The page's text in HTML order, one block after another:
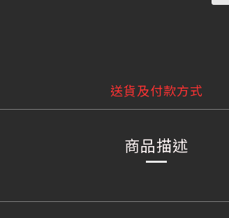
送貨及付款方式
商品描述